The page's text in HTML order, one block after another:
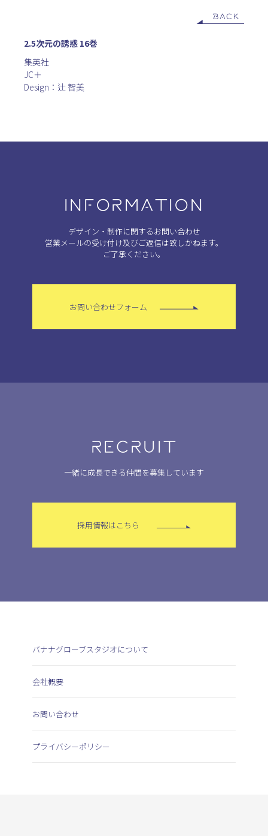
BACK
2.5次元の誘惑 16巻
集英社
JC＋
Design：辻 智美
INFORMATION
デザイン・制作に関するお問い合わせ
営業メールの受け付け及びご返信は致しかねます。
ご了承ください。
お問い合わせフォーム
RECRUIT
一緒に成長できる仲間を募集しています
採用情報はこちら
バナナグローブスタジオについて
会社概要
お問い合わせ
プライバシーポリシー